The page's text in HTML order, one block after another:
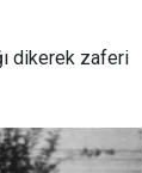
dikerek zaferi